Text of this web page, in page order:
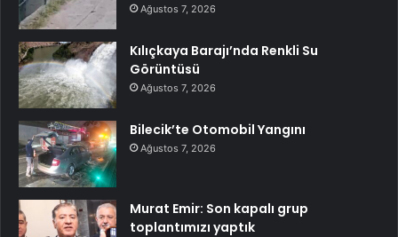
Ağustos 7, 2026
Kılıçkaya Barajı’nda Renkli Su
Görüntüsü
Ağustos 7, 2026
Bilecik’te Otomobil Yangını
Ağustos 7, 2026
Murat Emir: Son kapalı grup
toplantımızı yaptık